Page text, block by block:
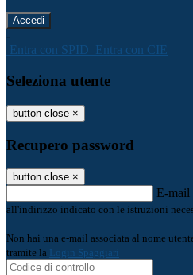
-
Entra con SPID Entra con CIE
Seleziona utente
button close ×
Recupero password
button close ×
E-mail
all'indirizzo indicato con le istruzioni
Non hai una e-mail associata al nome
tramite la Login Spaggiari